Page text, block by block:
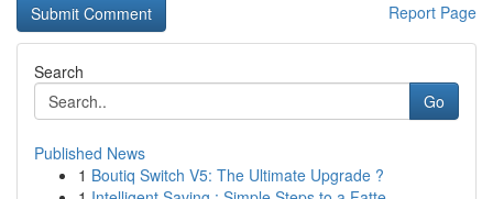
Report Page
Search
Go
Published News
1 Boutiq Switch V5: The Ultimate Upgrade ?